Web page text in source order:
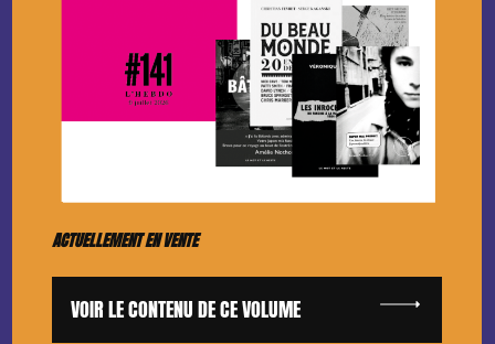
ACTUELLEMENT EN VENTE
VOIR LE CONTENU DE CE VOLUME